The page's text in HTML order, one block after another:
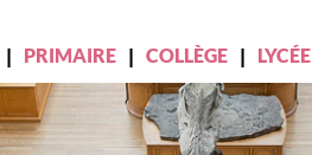
PRIMAIRE COLLÈGE LYCÉE